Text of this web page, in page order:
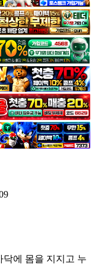
에 몸을 지지고 누